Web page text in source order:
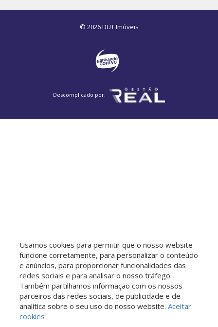
© 2026 DUT Imóveis
Descomplicado por:
Usamos cookies para permitir que o nosso website
funcione corretamente, para personalizar o conteúdo
e anúncios, para proporcionar funcionalidades das
redes sociais e para analisar o nosso tráfego.
Também partilhamos informação com os nossos
parceiros das redes sociais, de publicidade e de
analítica sobre o seu uso do nosso website. Aceitar
cookies